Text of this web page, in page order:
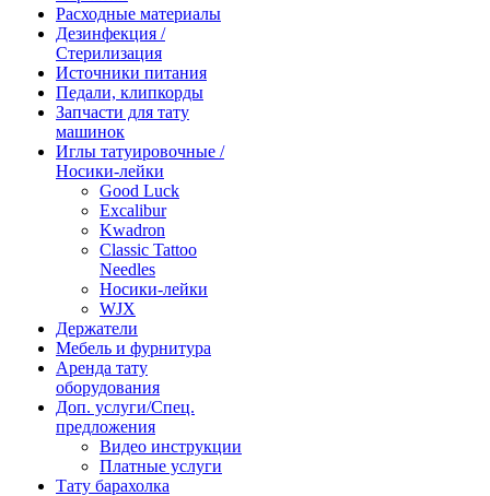
Расходные материалы
Дезинфекция /
Стерилизация
Источники питания
Педали, клипкорды
Запчасти для тату
машинок
Иглы татуировочные /
Носики-лейки
Good Luck
Excalibur
Kwadron
Classic Tattoo
Needles
Носики-лейки
WJX
Держатели
Мебель и фурнитура
Аренда тату
оборудования
Доп. услуги/Спец.
предложения
Видео инструкции
Платные услуги
Тату барахолка